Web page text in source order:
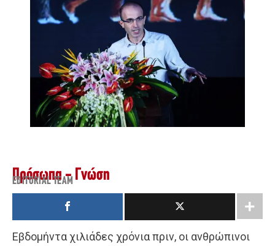
Πρόσωπα - Γνώση
EDITORIAL TEAM
Εβδομήντα χιλιάδες χρόνια πριν, οι ανθρώπινοι